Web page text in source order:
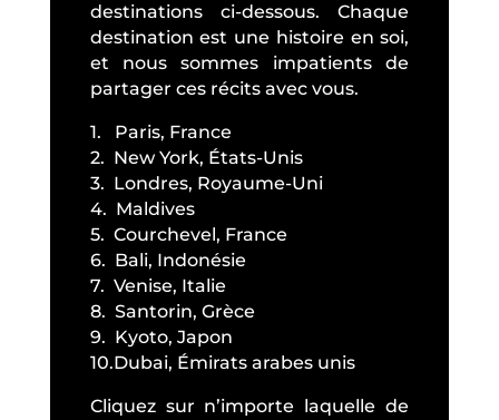
destinations ci-dessous. Chaque
destination est une histoire en soi,
et nous sommes impatients de
partager ces récits avec vous.
1. Paris, France
2. New York, États-Unis
3. Londres, Royaume-Uni
4. Maldives
5. Courchevel, France
6. Bali, Indonésie
7. Venise, Italie
8. Santorin, Grèce
9. Kyoto, Japon
10.Dubai, Émirats arabes unis
Cliquez sur n’importe laquelle de